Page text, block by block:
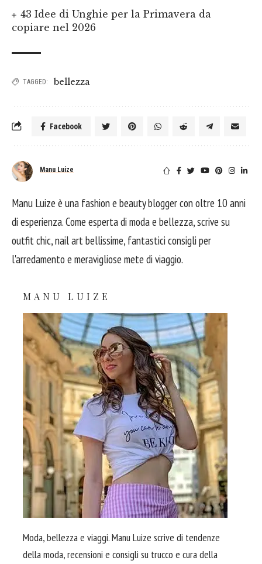
43 Idee di Unghie per la Primavera da
copiare nel 2026
TAGGED: bellezza
Facebook
Manu Luize
Manu Luize è una fashion e beauty blogger con oltre 10 anni
di esperienza. Come esperta di moda e bellezza, scrive su
outfit chic, nail art bellissime, fantastici consigli per
l'arredamento e meravigliose mete di viaggio.
MANU LUIZE
Moda, bellezza e viaggi. Manu Luize scrive di tendenze
della moda, recensioni e consigli su trucco e cura della